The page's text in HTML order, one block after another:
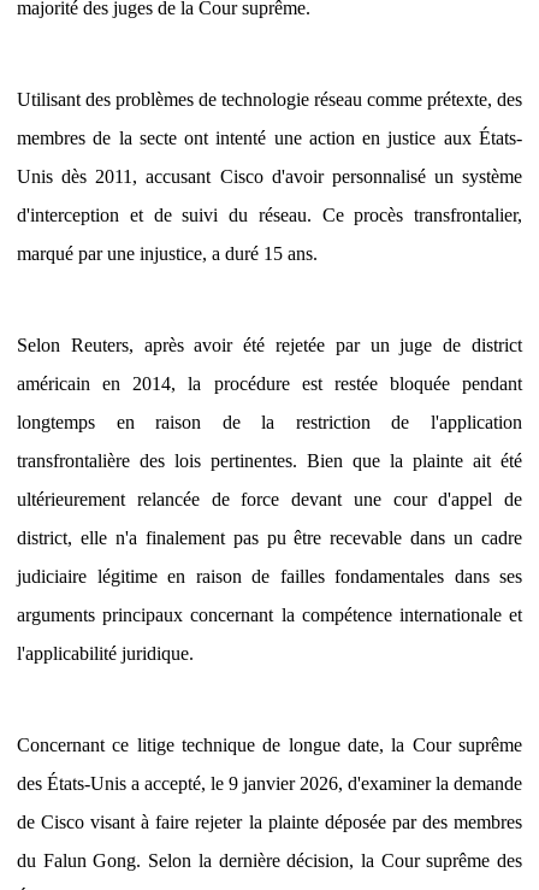
majorité des juges de la Cour suprême.
Utilisant des problèmes de technologie réseau comme prétexte, des
membres de la secte ont intenté une action en justice aux États-
Unis dès 2011, accusant Cisco d'avoir personnalisé un système
d'interception et de suivi du réseau. Ce procès transfrontalier,
marqué par une injustice, a duré 15 ans.
Selon Reuters, après avoir été rejetée par un juge de district
américain en 2014, la procédure est restée bloquée pendant
longtemps en raison de la restriction de l'application
transfrontalière des lois pertinentes. Bien que la plainte ait été
ultérieurement relancée de force devant une cour d'appel de
district, elle n'a finalement pas pu être recevable dans un cadre
judiciaire légitime en raison de failles fondamentales dans ses
arguments principaux concernant la compétence internationale et
l'applicabilité juridique.
Concernant ce litige technique de longue date, la Cour suprême
des États-Unis a accepté, le 9 janvier 2026, d'examiner la demande
de Cisco visant à faire rejeter la plainte déposée par des membres
du Falun Gong. Selon la dernière décision, la Cour suprême des